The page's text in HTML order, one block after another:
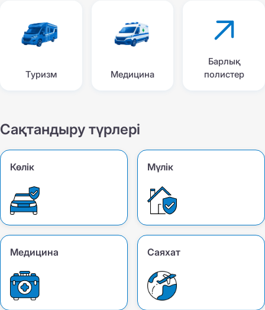
Туризм Медицина
Барлық
полистер
Сақтандыру түрлері
Көлік Мүлік
Медицина Саяхат